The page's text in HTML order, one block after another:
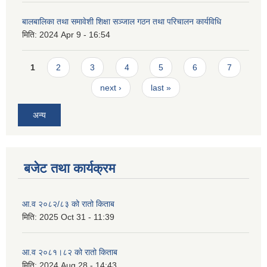
बालबालिका तथा समावेशी शिक्षा सञ्जाल गठन तथा परिचालन कार्यविधि
मिति: 2024 Apr 9 - 16:54
Pages
1 2 3 4 5 6 7
next › last »
अन्य
बजेट तथा कार्यक्रम
आ.व २०८२/८३ को रातो किताब
मिति: 2025 Oct 31 - 11:39
आ.व २०८१।८२ को रातो किताब